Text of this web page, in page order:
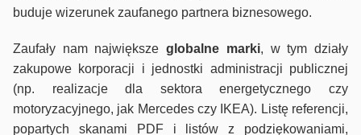
buduje wizerunek zaufanego partnera biznesowego.
Zaufały nam największeglobalne marki, w tym działy
zakupowe korporacji i jednostki administracji publicznej
(np. realizacje dla sektora energetycznego czy
motoryzacyjnego, jak Mercedes czy IKEA). Listę referencji,
popartych skanami PDF i listów z podziękowaniami,